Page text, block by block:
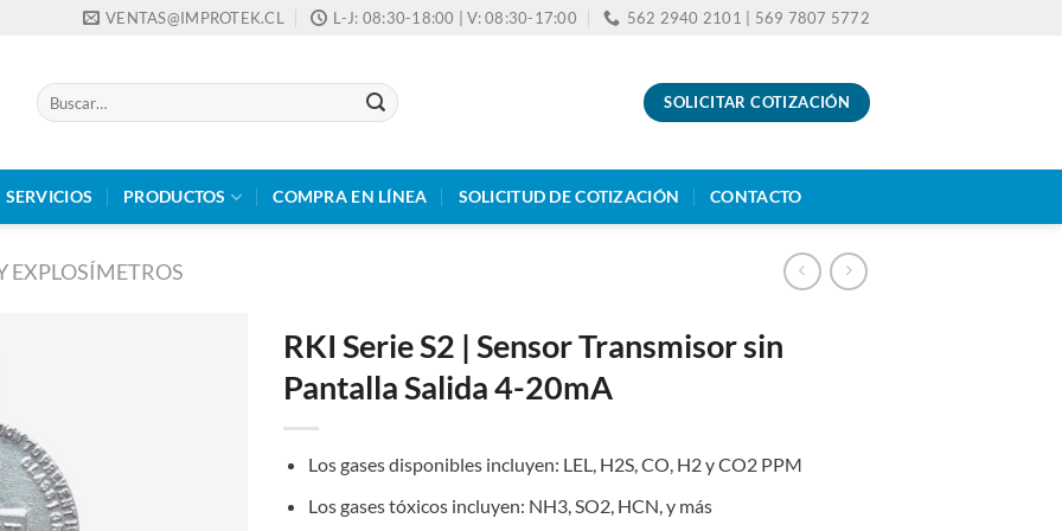
VENTAS@IMPROTEK.CL L-J: 08:30-18:00 | V: 08:30-17:00 562 2940 2101 | 569 7807 5772
Buscar
por:
SOLICITAR COTIZACIÓN
SERVICIOS PRODUCTOS COMPRA EN LÍNEA SOLICITUD DE COTIZACIÓN CONTACTO
EXPLOSÍMETROS
RKI Serie S2 | Sensor Transmisor sin
Pantalla Salida 4-20mA
Los gases disponibles incluyen: LEL, H2S, CO, H2 y CO2 PPM
Los gases tóxicos incluyen: NH3, SO2, HCN, y más